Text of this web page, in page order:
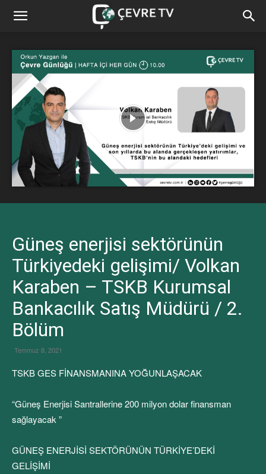
Güneş enerjisi sektörünün
Türkiyedeki gelişimi/ Volkan
Karaben – TSKB Kurumsal
Bankacılık Satış Müdürü / 2.
Bölüm
Temmuz 8, 2021
TSKB GES FİNANSMANINA YOĞUNLAŞACAK
“Güneş Enerjisi Santrallerine 200 milyon dolar finansman
sağlayacak ”
GÜNEŞ ENERJİSİ SEKTÖRÜNÜN TÜRKİYE’DEKİ
GELİŞİMİ